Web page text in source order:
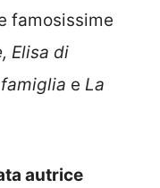
famosissime
Elisa di
e La
autrice